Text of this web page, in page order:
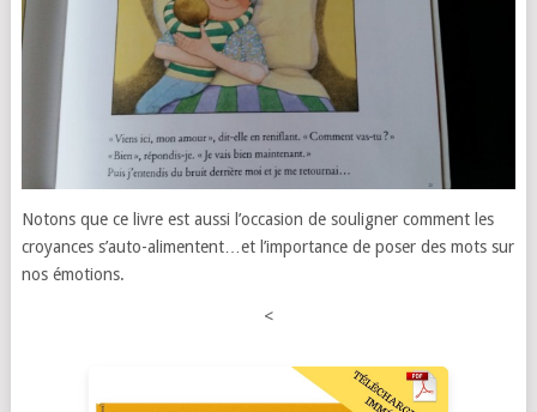
Notons que ce livre est aussi l’occasion de souligner comment les
croyances s’auto-alimentent…et l’importance de poser des mots sur
nos émotions.
<